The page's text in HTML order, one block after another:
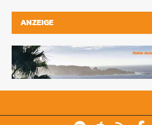
ANZEIGE